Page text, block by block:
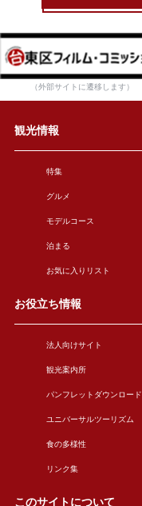
（外部サイトに遷移します）
観光情報
特集
グルメ
モデルコース
泊まる
お気に入りリスト
お役立ち情報
法人向けサイト
観光案内所
パンフレットダウンロード
ユニバーサルツーリズム
食の多様性
リンク集
このサイトについて